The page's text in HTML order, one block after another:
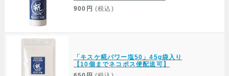
900円 (税込)
「キスケ糀パワー塩50」45g袋入り
【10個までネコポス便配送可】